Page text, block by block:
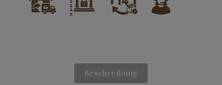
Beschreibung